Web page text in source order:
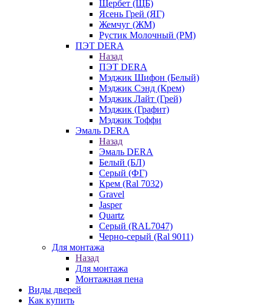
Щербет (ЩБ)
Ясень Грей (ЯГ)
Жемчуг (ЖМ)
Рустик Молочный (РМ)
ПЭТ DERA
Назад
ПЭТ DERA
Мэджик Шифон (Белый)
Мэджик Сэнд (Крем)
Мэджик Лайт (Грей)
Мэджик (Графит)
Мэджик Тоффи
Эмаль DERA
Назад
Эмаль DERA
Белый (БЛ)
Серый (ФГ)
Крем (Ral 7032)
Gravel
Jasper
Quartz
Серый (RAL7047)
Черно-серый (Ral 9011)
Для монтажа
Назад
Для монтажа
Монтажная пена
Виды дверей
Как купить